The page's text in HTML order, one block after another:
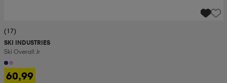
(17)
SKI INDUSTRIES
Ski Overall Jr
60,99